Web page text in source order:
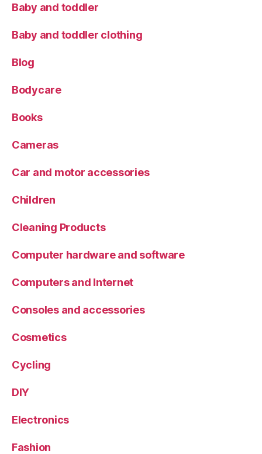
Baby and toddler
Baby and toddler clothing
Blog
Bodycare
Books
Cameras
Car and motor accessories
Children
Cleaning Products
Computer hardware and software
Computers and Internet
Consoles and accessories
Cosmetics
Cycling
DIY
Electronics
Fashion